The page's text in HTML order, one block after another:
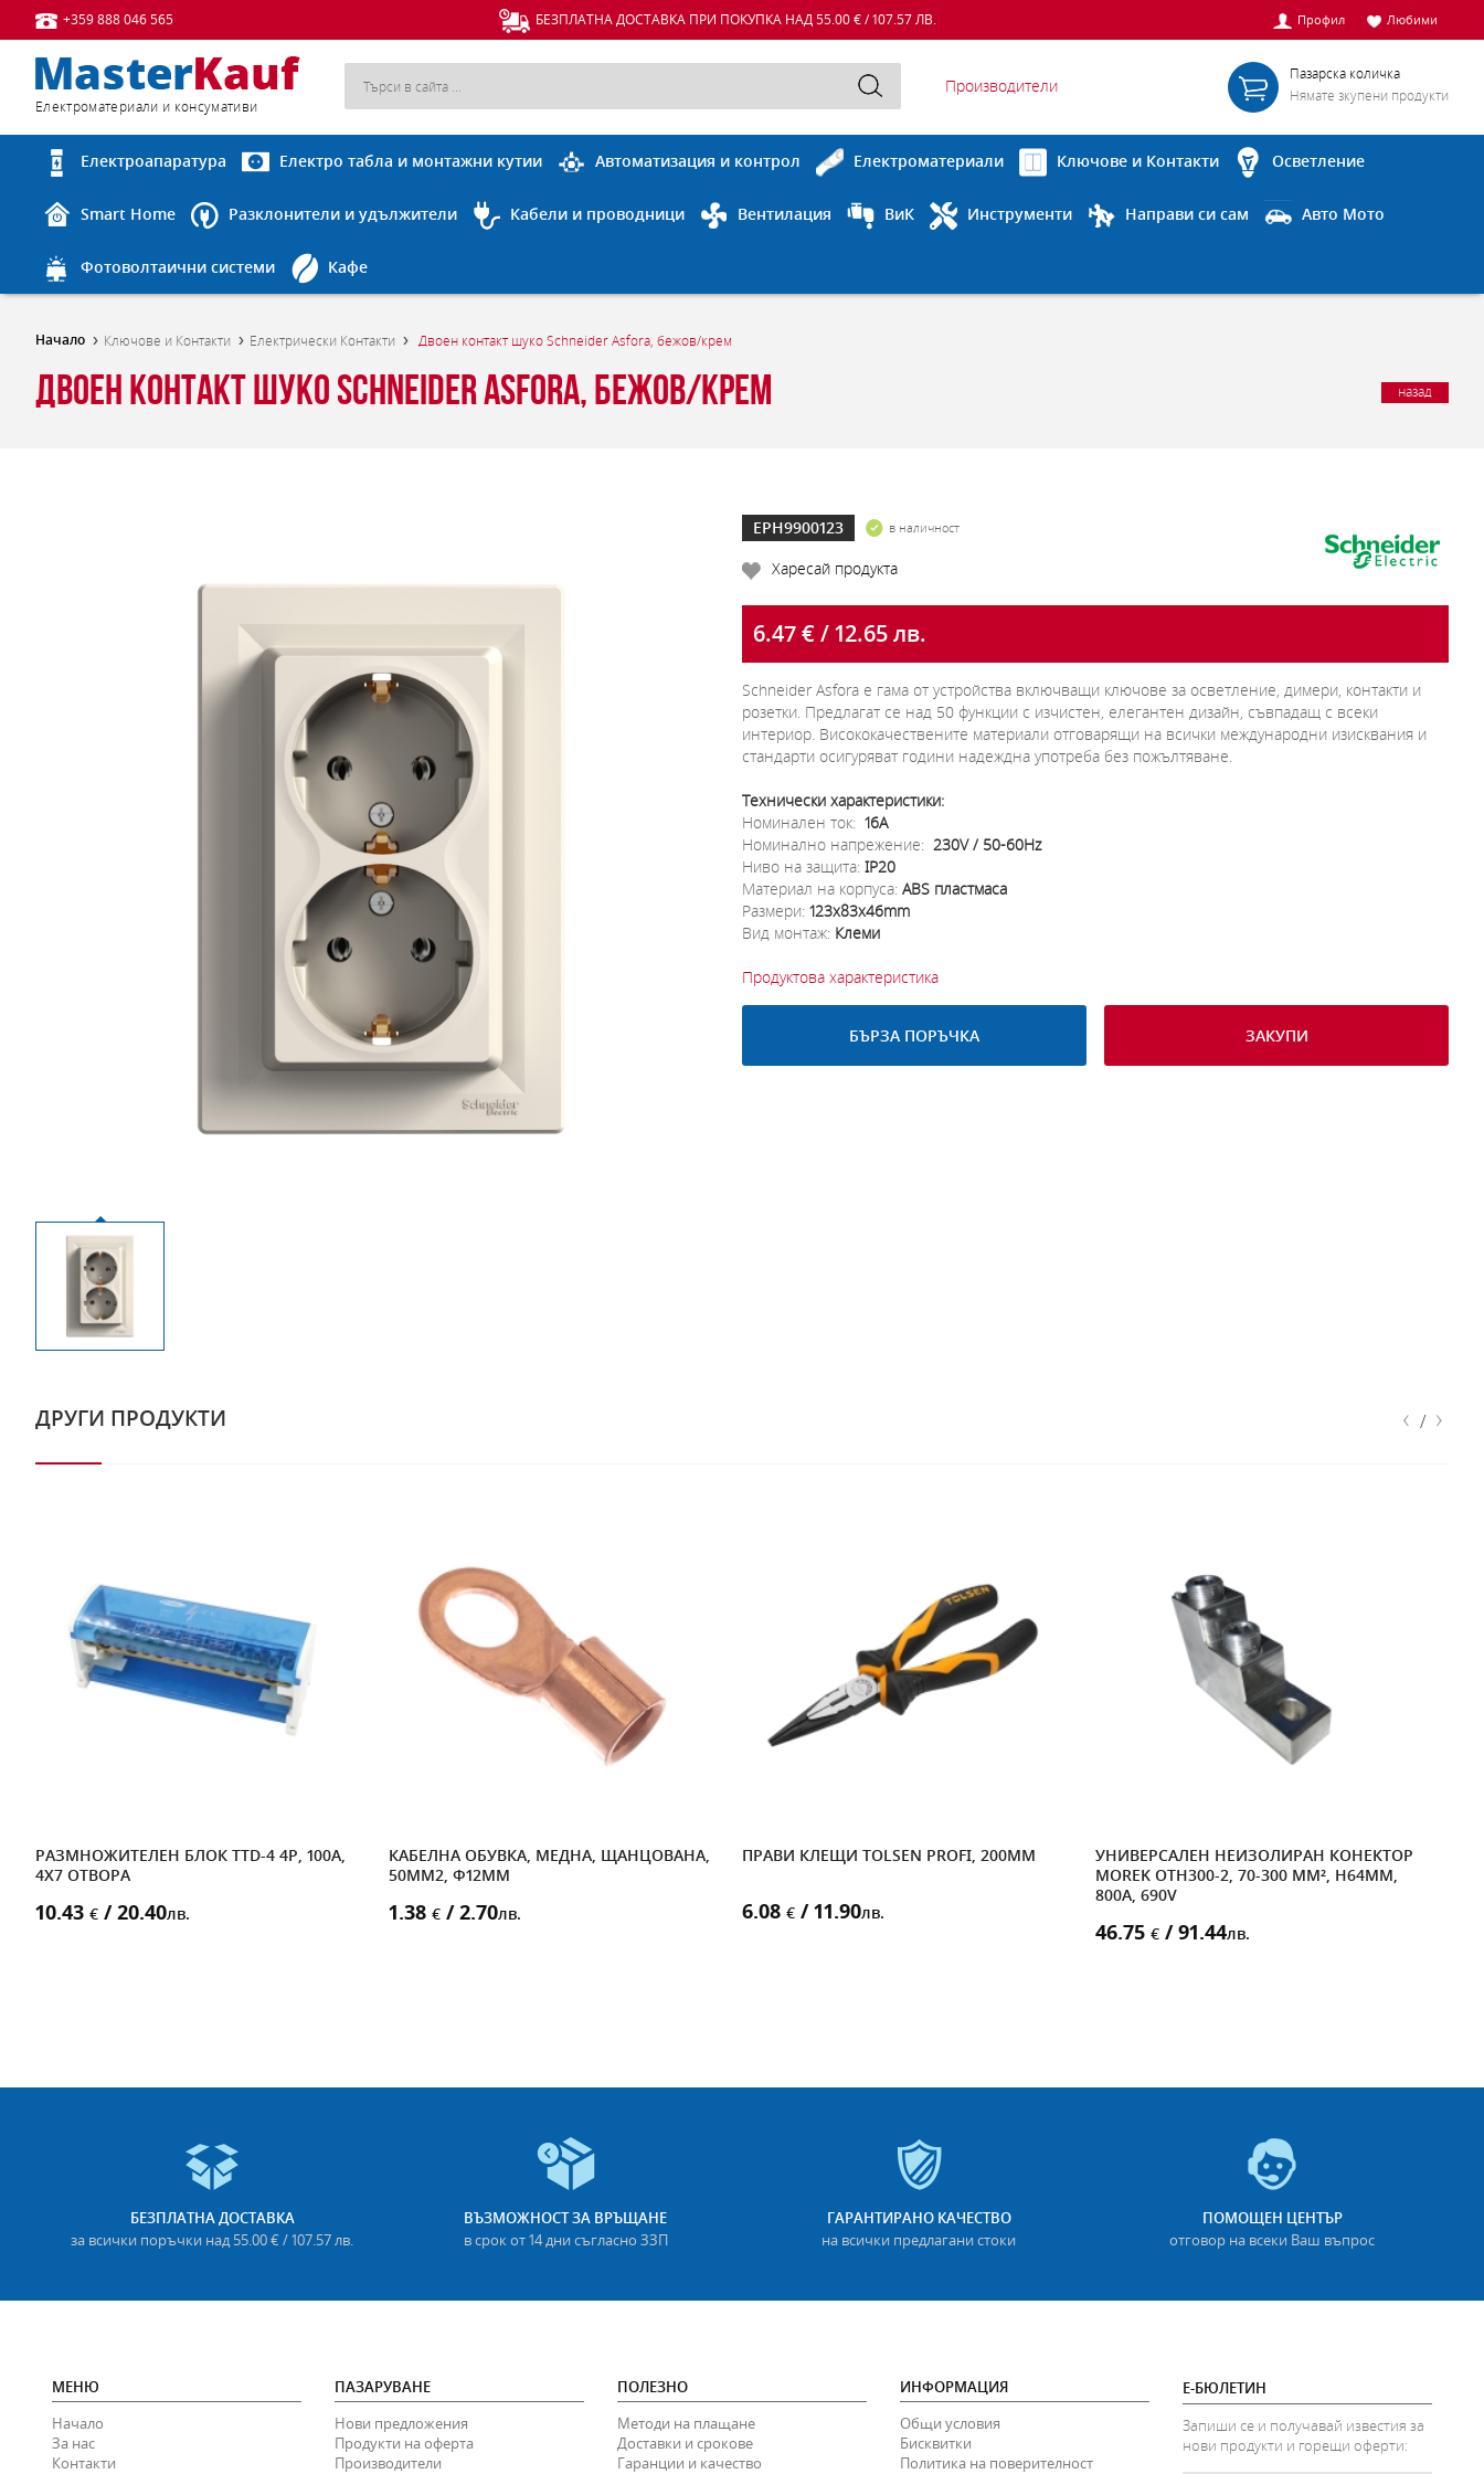
+359 888 046 565 Профил Любими
БЕЗПЛАТНА ДОСТАВКА ПРИ ПОКУПКА НАД 55.00 € / 107.57 ЛВ.
Eлектроматериали и консумативи
Пазарска количка
Нямате зкупени продукти
Производители
Електроапаратура Електро табла и монтажни кутии Автоматизация и контрол Електроматериали Ключове и Контакти Осветление
Smart Home Разклонители и удължители Кабели и проводници Вентилация ВиК Инструменти Направи си сам Авто Мото
Фотоволтаични системи Кафе
Начало Ключове и Контакти Електрически Контакти Двоен контакт шуко Schneider Asfora, бежов/крем
Двоен контакт шуко Schneider Asfora, бежов/крем назад
EPH9900123 в наличност
Харесай продукта
6.47 € / 12.65 лв.
Schneider Asfora e гама от устройства включващи ключове за осветление, димери, контакти и
розетки. Предлагат се над 50 функции с изчистен, елегантен дизайн, съвпадащ с всеки
интериор. Висококачествените материали отговарящи на всички международни изисквания и
стандарти осигуряват години надеждна употреба без пожълтяване.
Технически характеристики:
Номинален ток: 16A
Номинално напрежение: 230V / 50-60Hz
Ниво на защита: IP20
Материал на корпуса: ABS пластмаса
Размери: 123x83x46mm
Вид монтаж: Клеми
Продуктова характеристика
БЪРЗА ПОРЪЧКА ЗАКУПИ
ДРУГИ ПРОДУКТИ ‹ / ›
РАЗМНОЖИТЕЛЕН БЛОК TTD-4 4P, 100A,
4X7 ОТВОРА
10.43 € / 20.40лв.
КАБЕЛНА ОБУВКА, МЕДНА, ЩАНЦОВАНА,
50MM2, Ф12MM
1.38 € / 2.70лв.
ПРАВИ КЛЕЩИ TOLSEN PROFI, 200MM
6.08 € / 11.90лв.
УНИВЕРСАЛЕН НЕИЗОЛИРАН КОНЕКТОР
MOREK OTH300-2, 70-300 MM², H64MM,
800A, 690V
46.75 € / 91.44лв.
БЕЗПЛАТНА ДОСТАВКА
за всички поръчки над 55.00 € / 107.57 лв.
ВЪЗМОЖНОСТ ЗА ВРЪЩАНЕ
в срок от 14 дни съгласно ЗЗП
ГАРАНТИРАНО КАЧЕСТВО
на всички предлагани стоки
ПОМОЩЕН ЦЕНТЪР
отговор на всеки Ваш въпрос
МЕНЮ
Начало
За нас
Контакти
ПАЗАРУВАНЕ
Нови предложения
Продукти на оферта
Производители
ПОЛЕЗНО
Методи на плащане
Доставки и срокове
Гаранции и качество
ИНФОРМАЦИЯ
Общи условия
Бисквитки
Политика на поверителност
Е-БЮЛЕТИН
Запиши се и получавай известия за
нови продукти и горещи оферти: